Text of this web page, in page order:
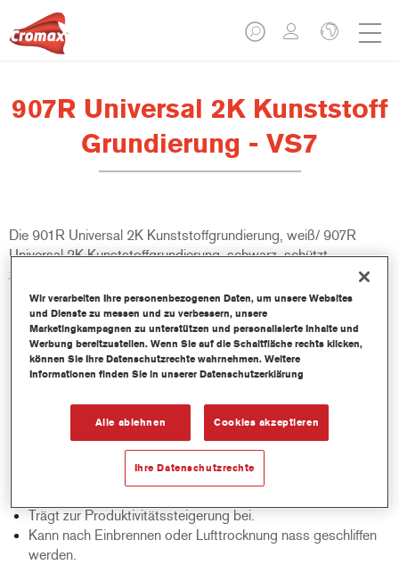
907R Universal 2K Kunststoff
Grundierung - VS7
Die 901R Universal 2K Kunststoffgrundierung, weiß/ 907R
Universal 2K Kunststoffgrundierung, schwarz, schützt
zuverlässig vor Steinschlag und kann direkt auf OEM-
Kunststoffaußenteile aufgetragen werden. Komplizierte
Untergrundtests oder Haftvermittler sind überflüssig. Die
Kunststoffgrundierung gehört zum ValueShade System und
bietet die optimale Grundierung für jede Decklackfarbe.
Bietet ausgezeichnete Steinschlagfestigkeit.
Bietet zuverlässige Haftung, hohe Elastizität und gute
Fülleigenschaften.
Teil des ValueShade-Systems.
Trägt zur Produktivitätssteigerung bei.
Kann nach Einbrennen oder Lufttrocknung nass geschliffen
werden.
Wir verarbeiten Ihre personenbezogenen Daten, um unsere Websites
und Dienste zu messen und zu verbessern, unsere
Marketingkampagnen zu unterstützen und personalisierte Inhalte und
Werbung bereitzustellen. Wenn Sie auf die Schaltfläche rechts klicken,
können Sie Ihre Datenschutzrechte wahrnehmen. Weitere
Informationen finden Sie in unserer Datenschutzerklärung
Alle ablehnen Cookies akzeptieren
Ihre Datenschutzrechte